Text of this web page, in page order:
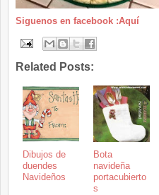
Siguenos en facebook :Aquí
Related Posts:
Dibujos de
duendes
Navideños
Bota
navideña
portacubierto
s